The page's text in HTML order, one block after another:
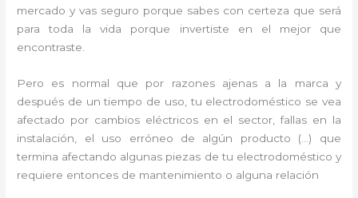
mercado y vas seguro porque sabes con certeza que será
para toda la vida porque invertiste en el mejor que
encontraste.
Pero es normal que por razones ajenas a la marca y
después de un tiempo de uso, tu electrodoméstico se vea
afectado por cambios eléctricos en el sector, fallas en la
instalación, el uso erróneo de algún producto (…) que
termina afectando algunas piezas de tu electrodoméstico y
requiere entonces de mantenimiento o alguna relación